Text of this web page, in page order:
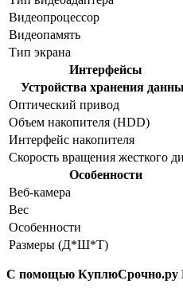
Видеопроцессор
Видеопамять
Тип экрана
Интерфейсы
Устройства хранения
Оптический привод
Объем накопителя (HDD)
Интерфейс накопителя
Скорость вращения жесткого
Особенности
Веб-камера
Вес
Особенности
Размеры (Д*Ш*Т)
С помощью КуплюСрочно.ру